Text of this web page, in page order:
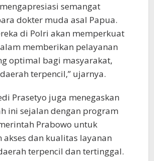
semangat
dokter muda asal Papua.
di Polri akan memperkuat
memberikan pelayanan
optimal bagi masyarakat,
terpencil,” ujarnya.
Prasetyo juga menegaskan
ini sejalan dengan program
Prabowo untuk
akses dan kualitas layanan
terpencil dan tertinggal.